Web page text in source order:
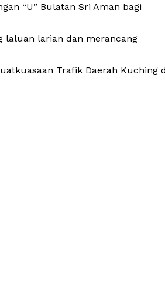
“U” Bulatan Sri Aman bagi
laluan larian dan merancang
Trafik Daerah Kuching